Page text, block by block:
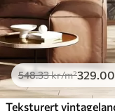
548.33kr/m²329 .00